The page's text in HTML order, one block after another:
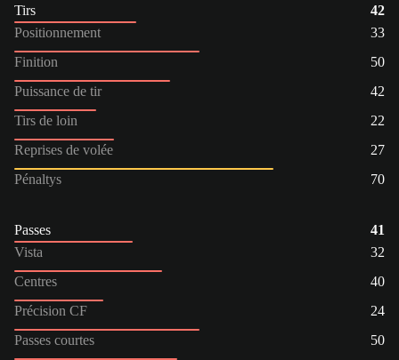
Tirs
42
Positionnement
33
Finition
50
Puissance de tir
42
Tirs de loin
22
Reprises de volée
27
Pénaltys
70
Passes
41
Vista
32
Centres
40
Précision CF
24
Passes courtes
50